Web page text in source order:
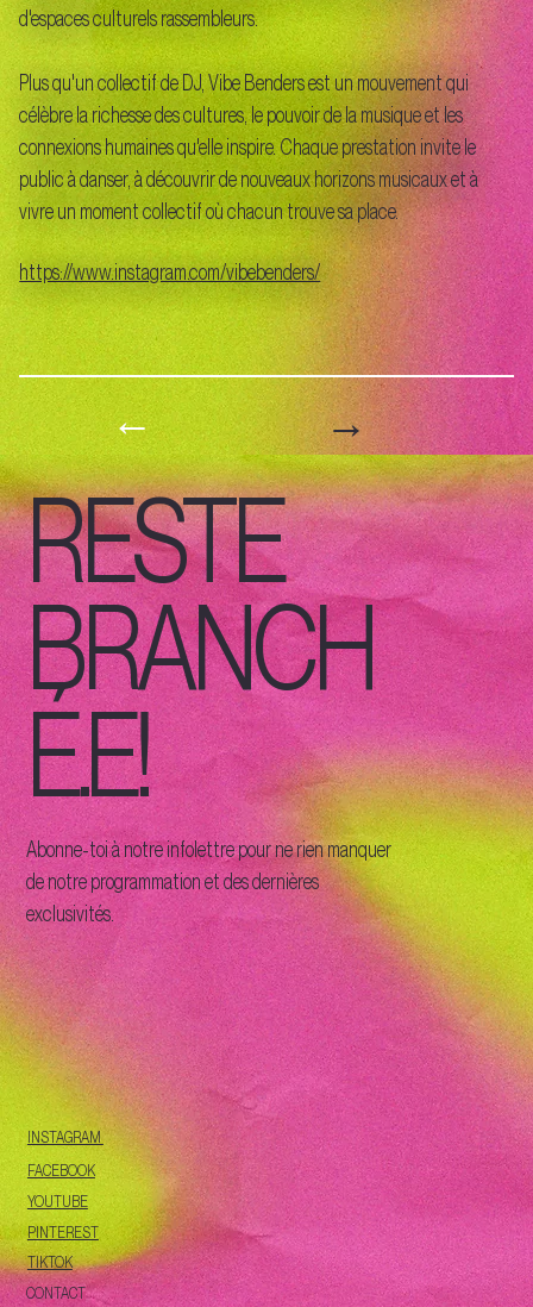
d'espaces culturels rassembleurs.
Plus qu'un collectif de DJ, Vibe Benders est un mouvement qui
célèbre la richesse des cultures, le pouvoir de la musique et les
connexions humaines qu'elle inspire. Chaque prestation invite le
public à danser, à découvrir de nouveaux horizons musicaux et à
vivre un moment collectif où chacun trouve sa place.
← →
https://www.instagram.com/vibebenders/
RESTE
BRANCH
É.E!
Abonne-toi à notre infolettre pour ne rien manquer
de notre programmation et des dernières
exclusivités.
INSTAGRAM
FACEBOOK
YOUTUBE
PINTEREST
TIKTOK
CONTACT